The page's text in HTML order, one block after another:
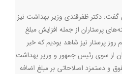
دکتر ظفرقندی وزیر بهداشت نیز
پرستاران از جمله افزایش مبلغ
روز پرستار نیز شاهد بودیم که خبر
از سوی رئیس جمهور و وزیر بهداشت
و دستمزد اصلاحاتی بر مبلغ اضافه